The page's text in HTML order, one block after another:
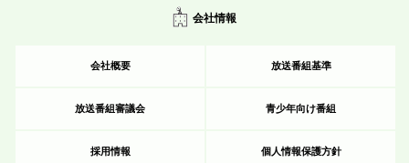
会社情報
会社概要 放送番組基準
放送番組審議会 青少年向け番組
採用情報 個人情報保護方針